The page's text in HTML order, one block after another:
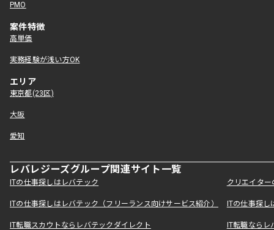
PMO
案件特徴
高単価
実務経験が浅い方OK
エリア
東京都(23区)
大阪
愛知
レバレジーズグループ関連サイト一覧
ITの仕事探しはレバテック クリエイタ
ITの仕事探しはレバテック（フリーランス向けサービス紹介） ITの仕事探
IT転職スカウトならレバテックダイレクト IT転職なら